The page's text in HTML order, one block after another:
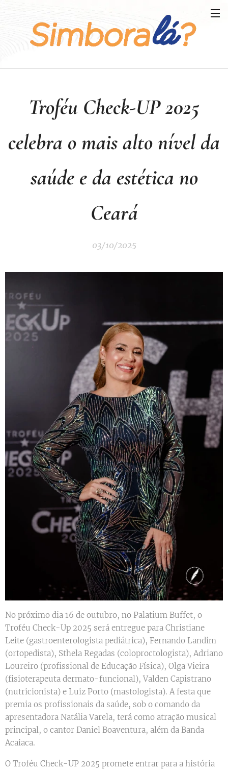
Troféu Check-UP 2025
celebra o mais alto nível da
saúde e da estética no
Ceará
03/10/2025
No próximo dia 16 de outubro, no Palatium Buffet, o
Troféu Check-Up 2025 será entregue para Christiane
Leite (gastroenterologista pediátrica), Fernando Landim
(ortopedista), Sthela Regadas (coloproctologista), Adriano
Loureiro (profissional de Educação Física), Olga Vieira
(fisioterapeuta dermato-funcional), Valden Capistrano
(nutricionista) e Luiz Porto (mastologista). A festa que
premia os profissionais da saúde, sob o comando da
apresentadora Natália Varela, terá como atração musical
principal, o cantor Daniel Boaventura, além da Banda
Acaiaca.
O Troféu Check-UP 2025 promete entrar para a história